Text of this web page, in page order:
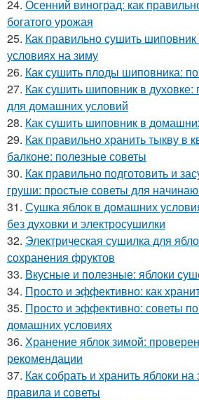
24. Осенний виноград: как
богатого урожая
25. Как правильно сушить
условиях на зиму
26. Как сушить плоды шиповника:
27. Как сушить шиповник в духовке:
для домашних условий
28. Как сушить шиповник в
29. Как правильно хранить тыкву в
балконе: полезные советы
30. Как правильно подготовить и
груши: простые советы для
31. Сушка яблок в домашних
без духовки и электросушилки
32. Электрическая сушилка для
сохранения фруктов
33. Вкусные и полезные: яблоки
34. Просто и эффективно: как
35. Просто и эффективно: советы
домашних условиях
36. Хранение яблок зимой:
рекомендации
37. Как собрать и хранить яблоки
правила и советы